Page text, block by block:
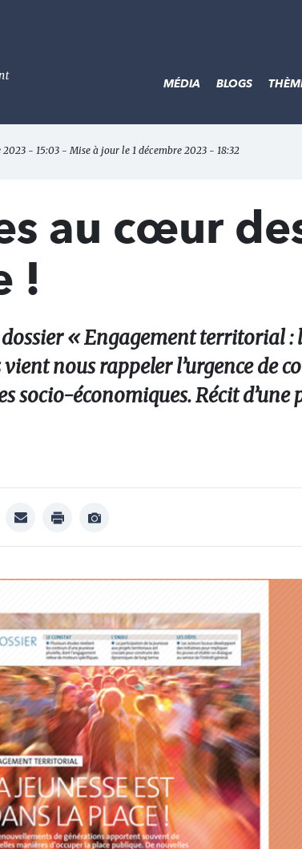
MÉDIA BLOGS
2023 - 15:03 - Mise à jour le 1 décembre 2023 - 18:32
au cœur
!
dossier « Engagement territorial :
vient nous rappeler l’urgence de
socio-économiques. Récit d’une
mail print
Afficher